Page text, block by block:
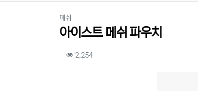
메쉬
아이스트 메쉬 파우치
컨텐츠 정보
2,254조회